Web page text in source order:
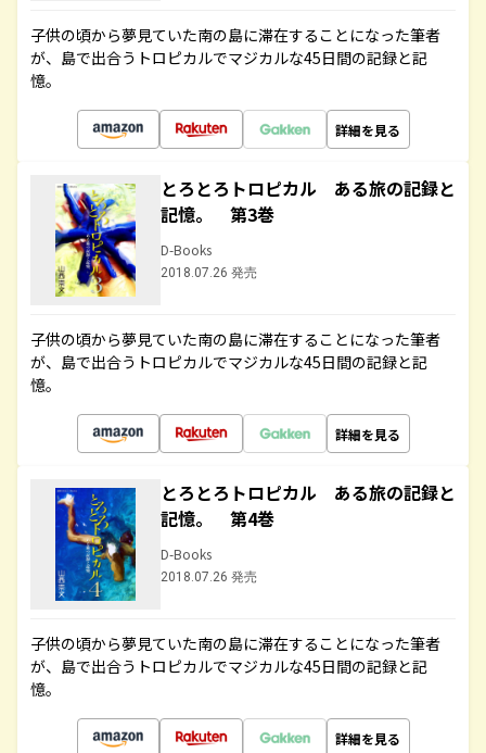
子供の頃から夢見ていた南の島に滞在することになった筆者
が、島で出合うトロピカルでマジカルな45日間の記録と記
憶。
詳細を見る
とろとろトロピカル ある旅の記録と
記憶。 第3巻
D-Books
2018.07.26 発売
子供の頃から夢見ていた南の島に滞在することになった筆者
が、島で出合うトロピカルでマジカルな45日間の記録と記
憶。
詳細を見る
とろとろトロピカル ある旅の記録と
記憶。 第4巻
D-Books
2018.07.26 発売
子供の頃から夢見ていた南の島に滞在することになった筆者
が、島で出合うトロピカルでマジカルな45日間の記録と記
憶。
詳細を見る